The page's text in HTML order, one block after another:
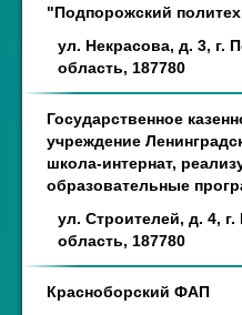
"Подпорожский
ул. Некрасова, д. 3, г.
область, 187780
Государственное
учреждение
школа-интернат,
образовательные
ул. Строителей, д. 4,
область, 187780
Красноборский ФАП